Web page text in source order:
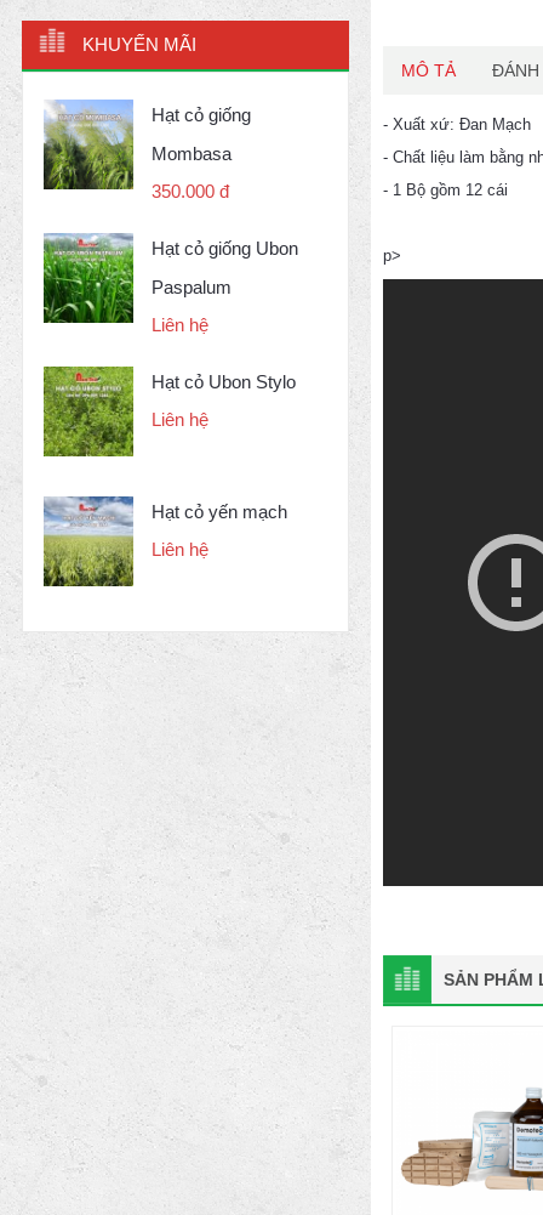
KHUYẾN MÃI
Hạt cỏ giống
Mombasa
350.000 đ
Hạt cỏ giống Ubon
Paspalum
Liên hệ
Hạt cỏ Ubon Stylo
Liên hệ
Hạt cỏ yến mạch
Liên hệ
MÔ TẢ ĐÁNH
- Xuất xứ: Đan Mạch
- Chất liệu làm bằng
- 1 Bộ gồm 12 cái
p>
SẢN PHẨM